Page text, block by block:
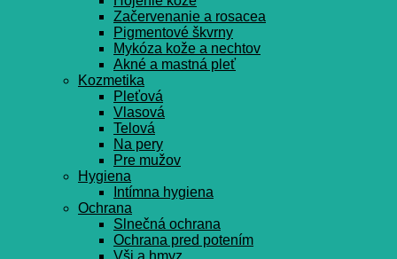
Začervenanie a rosacea
Pigmentové škvrny
Mykóza kože a nechtov
Akné a mastná pleť
Kozmetika
Pleťová
Vlasová
Telová
Na pery
Pre mužov
Hygiena
Intímna hygiena
Ochrana
Slnečná ochrana
Ochrana pred potením